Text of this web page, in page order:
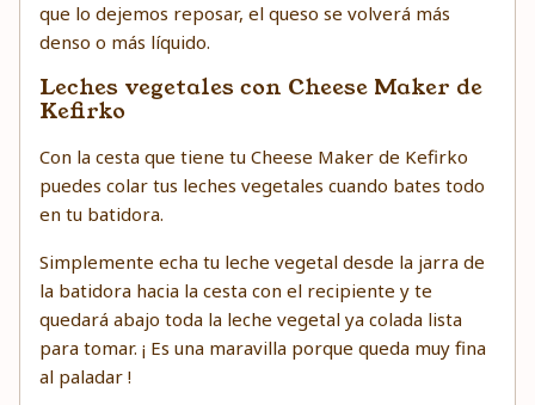
que lo dejemos reposar, el queso se volverá más
denso o más líquido.
Leches vegetales con Cheese Maker de
Kefirko
Con la cesta que tiene tu Cheese Maker de Kefirko
puedes colar tus leches vegetales cuando bates todo
en tu batidora.
Simplemente echa tu leche vegetal desde la jarra de
la batidora hacia la cesta con el recipiente y te
quedará abajo toda la leche vegetal ya colada lista
para tomar. ¡ Es una maravilla porque queda muy fina
al paladar !